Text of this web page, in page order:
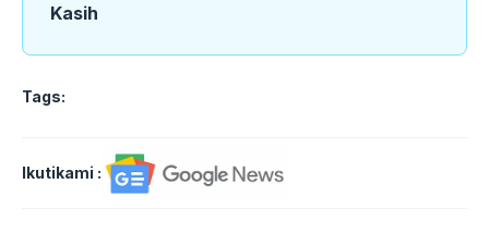
Kasih
Tags:
Ikutikami :